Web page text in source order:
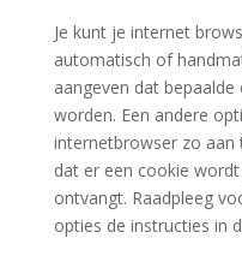
Je kunt je internet
automatisch of
aangeven dat
worden. Een andere
internetbrowser zo aan
dat er een cookie
ontvangt. Raadpleeg
opties de instructies in